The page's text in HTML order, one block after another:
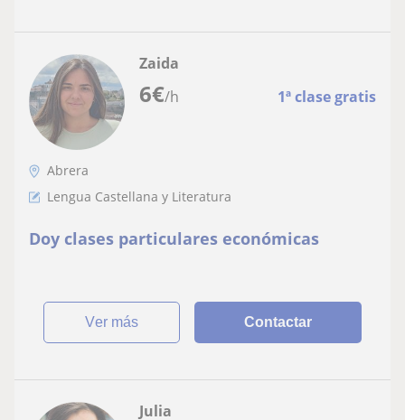
6€/h 1ª clase gratis
Zaida
Abrera
Lengua Castellana y Literatura
Doy clases particulares económicas
ver más Contactar
Julia